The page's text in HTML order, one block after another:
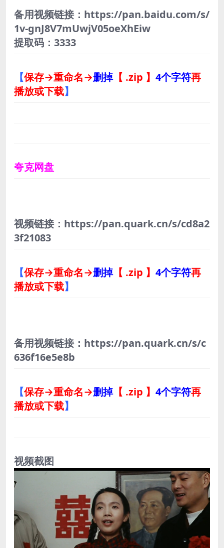
备用视频链接：https://pan.baidu.com/s/
1v-gnJ8V7mUwjV05oeXhEiw
提取码：3333
【保存→重命名→删掉【 .zip 】 4个字符再
播放或下载】
夸克网盘
视频链接：https://pan.quark.cn/s/cd8a2
3f21083
【保存→重命名→删掉【 .zip 】 4个字符再
播放或下载】
备用视频链接：https://pan.quark.cn/s/c
636f16e5e8b
【保存→重命名→删掉【 .zip 】 4个字符再
播放或下载】
视频截图